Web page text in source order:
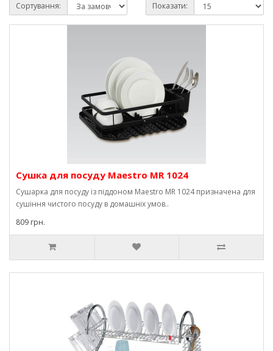
Сортування: Показати:
Сушка для посуду Maestro MR 1024
Сушарка для посуду із піддоном Maestro MR 1024 призначена для
сушіння чистого посуду в домашніх умов..
809 грн.